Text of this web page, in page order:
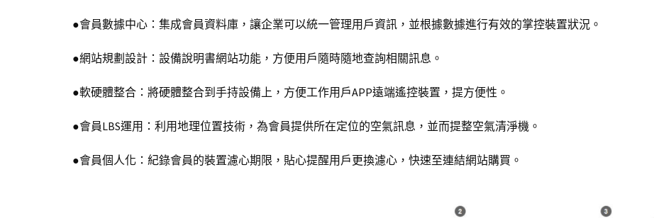
●會員數據中心：集成會員資料庫，讓企業可以統一管理用戶資訊，並根據數據進行有效的掌控裝置狀況。
●網站規劃設計：設備說明書網站功能，方便用戶隨時隨地查詢相關訊息。
●軟硬體整合：將硬體整合到手持設備上，方便工作用戶APP遠端遙控裝置，提方便性。
●會員LBS運用：利用地理位置技術，為會員提供所在定位的空氣訊息，並而提整空氣清淨機。
●會員個人化：紀錄會員的裝置濾心期限，貼心提醒用戶更換濾心，快速至連結網站購買。